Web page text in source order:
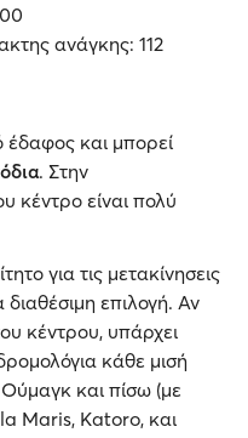
ανάγκης: 112
έδαφος και μπορεί
. Στην
κέντρο είναι πολύ
για τις μετακίνησεις
διαθέσιμη επιλογή. Αν
κέντρου, υπάρχει
κάθε μισή
και πίσω (με
Maris, Katoro, και